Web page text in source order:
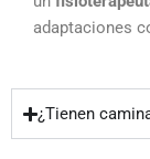
adaptaciones
¿Tienen